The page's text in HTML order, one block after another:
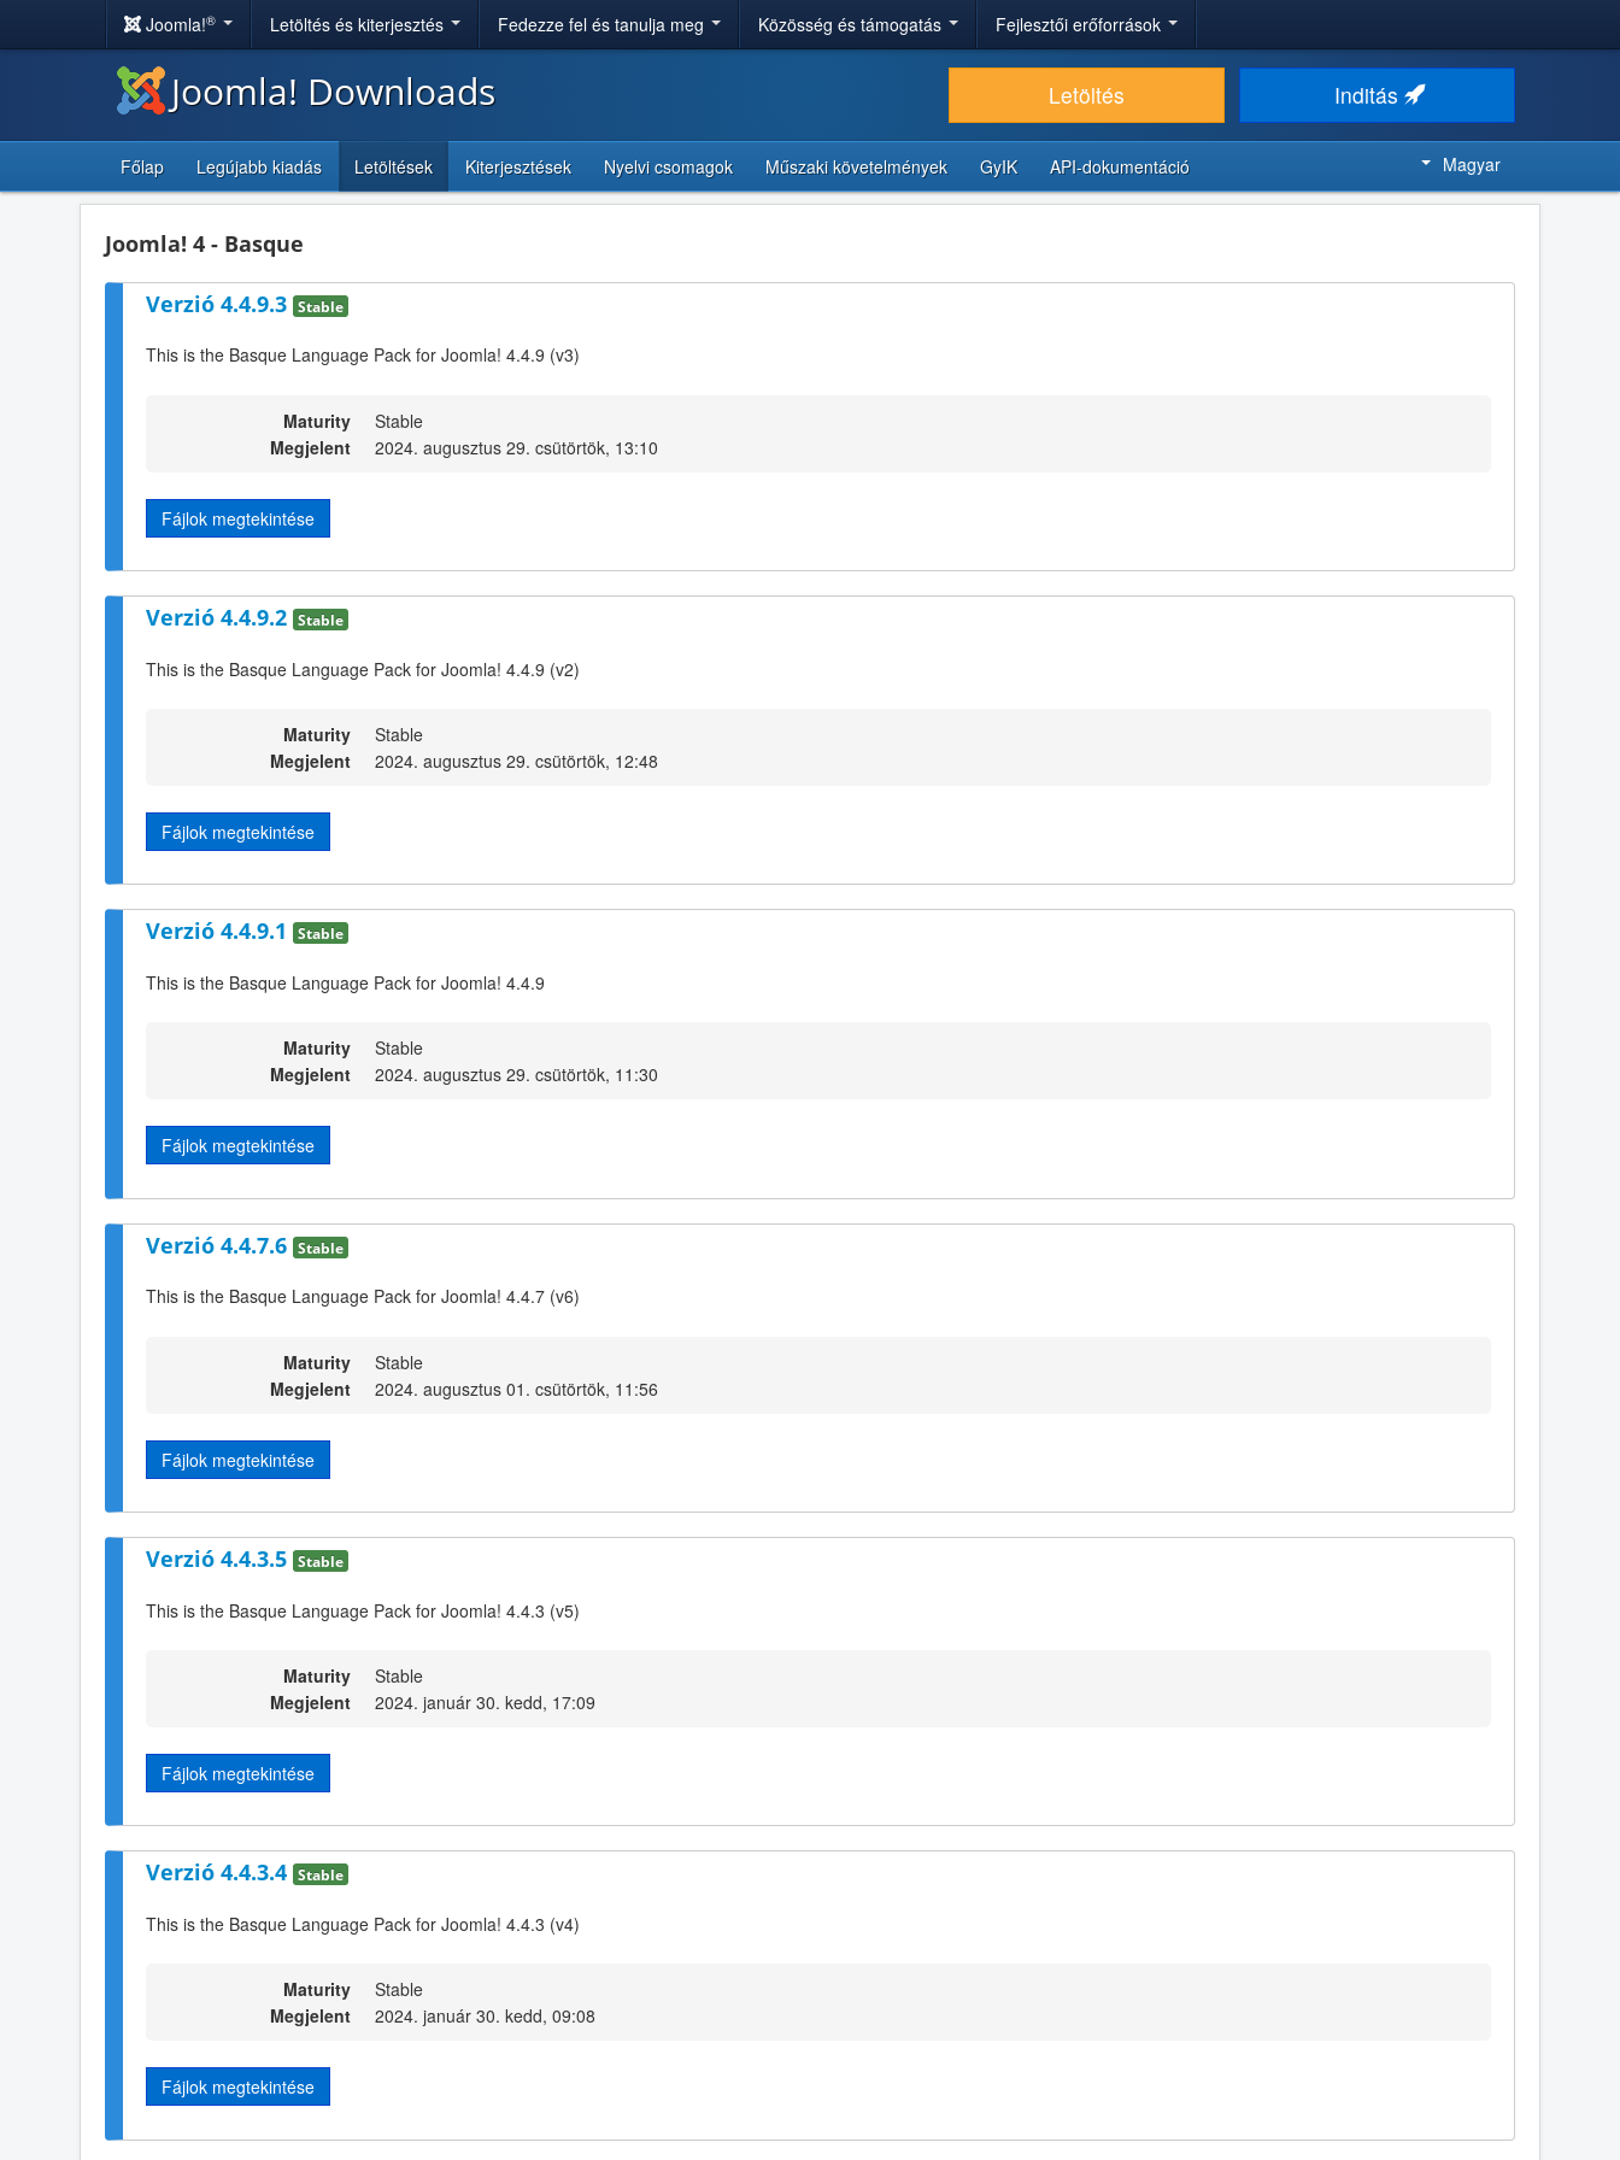
Joomla!® Letöltés és kiterjesztés Fedezze fel és tanulja meg Közösség és támogatás Fejlesztői erőforrások
Joomla! Downloads Letöltés Inditás
Főlap Legújabb kiadás Letöltések Kiterjesztések Nyelvi csomagok Műszaki követelmények GyIK API-dokumentáció Magyar
Joomla! 4 - Basque
Verzió 4.4.9.3 Stable
This is the Basque Language Pack for Joomla! 4.4.9 (v3)
Maturity
Stable
Megjelent
2024. augusztus 29. csütörtök, 13:10
Fájlok megtekintése
Verzió 4.4.9.2 Stable
This is the Basque Language Pack for Joomla! 4.4.9 (v2)
Maturity
Stable
Megjelent
2024. augusztus 29. csütörtök, 12:48
Fájlok megtekintése
Verzió 4.4.9.1 Stable
This is the Basque Language Pack for Joomla! 4.4.9
Maturity
Stable
Megjelent
2024. augusztus 29. csütörtök, 11:30
Fájlok megtekintése
Verzió 4.4.7.6 Stable
This is the Basque Language Pack for Joomla! 4.4.7 (v6)
Maturity
Stable
Megjelent
2024. augusztus 01. csütörtök, 11:56
Fájlok megtekintése
Verzió 4.4.3.5 Stable
This is the Basque Language Pack for Joomla! 4.4.3 (v5)
Maturity
Stable
Megjelent
2024. január 30. kedd, 17:09
Fájlok megtekintése
Verzió 4.4.3.4 Stable
This is the Basque Language Pack for Joomla! 4.4.3 (v4)
Maturity
Stable
Megjelent
2024. január 30. kedd, 09:08
Fájlok megtekintése